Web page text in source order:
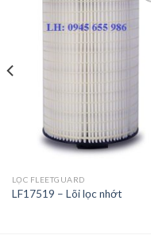
LỌC FLEETGUARD
LF17519 – Lõi lọc nhớt